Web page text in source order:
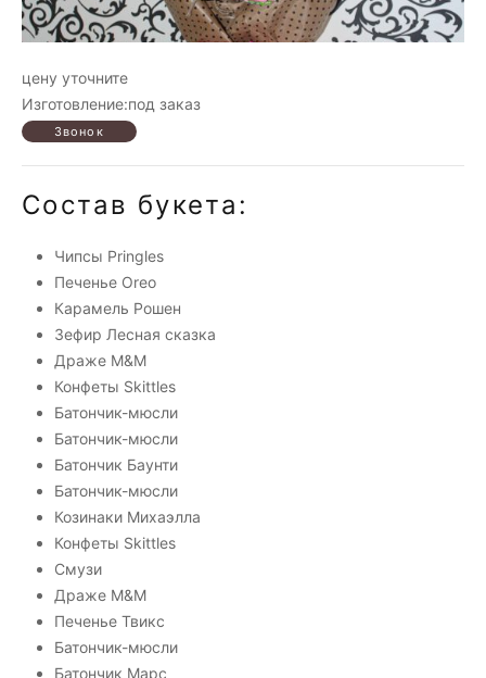
цену уточните
Изготовление:под заказ
Состав букета:
Чипсы Pringles
Печенье Oreo
Карамель Рошен
Зефир Лесная сказка
Драже M&M
Конфеты Skittles
Батончик-мюсли
Батончик-мюсли
Батончик Баунти
Батончик-мюсли
Козинаки Михаэлла
Конфеты Skittles
Смузи
Драже M&M
Печенье Твикс
Батончик-мюсли
Батончик Марс